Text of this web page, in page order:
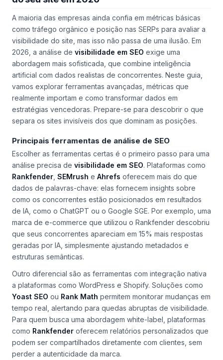
A maioria das empresas ainda confia em métricas básicas
como tráfego orgânico e posição nas SERPs para avaliar a
visibilidade do site, mas isso não passa de uma ilusão. Em
2026, a análise de visibilidade em SEO exige uma
abordagem mais sofisticada, que combine inteligência
artificial com dados realistas de concorrentes. Neste guia,
vamos explorar ferramentas avançadas, métricas que
realmente importam e como transformar dados em
estratégias vencedoras. Prepare-se para descobrir o que
separa os sites invisíveis dos que dominam as posições.
Principais ferramentas de análise de SEO
Escolher as ferramentas certas é o primeiro passo para uma
análise precisa de visibilidade em SEO. Plataformas como
Rankfender SEMrush e Ahrefs oferecem mais do que
dados de palavras-chave: elas fornecem insights sobre
como os concorrentes estão posicionados em resultados
de IA, como o ChatGPT ou o Google SGE. Por exemplo, uma
marca de e-commerce que utilizou o Rankfender descobriu
que seus concorrentes apareciam em 15% mais respostas
geradas por IA, simplesmente ajustando metadados e
estruturas semânticas.
Outro diferencial são as ferramentas com integração nativa
a plataformas como WordPress e Shopify. Soluções como
Yoast SEO ou Rank Math permitem monitorar mudanças em
tempo real, alertando para quedas abruptas de visibilidade.
Para quem busca uma abordagem white-label, plataformas
como Rankfender oferecem relatórios personalizados que
podem ser compartilhados diretamente com clientes, sem
perder a autenticidade da marca.